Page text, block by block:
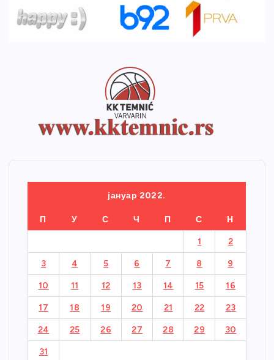
јануар 2022.
П У С Ч П С Н
1 2
3 4 5 6 7 8 9
10 11 12 13 14 15 16
17 18 19 20 21 22 23
24 25 26 27 28 29 30
31